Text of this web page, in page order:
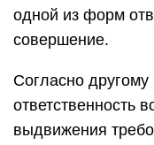
одной из форм
совершение.
Согласно
ответственность
выдвижения